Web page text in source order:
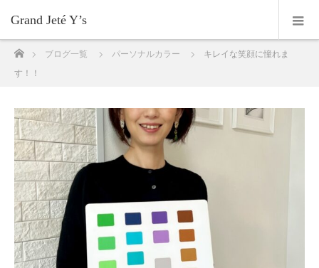
Grand Jeté Y’s
ホームブログ一覧 パーソナルカラー
キレイな笑顔に憧れま
す！！